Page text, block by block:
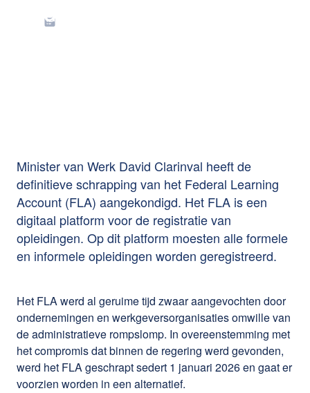
afschaffing Federal
Learning Account
Minister van Werk David Clarinval heeft de
definitieve schrapping van het Federal Learning
Account (FLA) aangekondigd. Het FLA is een
digitaal platform voor de registratie van
opleidingen. Op dit platform moesten alle formele
en informele opleidingen worden geregistreerd.
Het FLA werd al geruime tijd zwaar aangevochten door
ondernemingen en werkgeversorganisaties omwille van
de administratieve rompslomp. In overeenstemming met
het compromis dat binnen de regering werd gevonden,
werd het FLA geschrapt sedert 1 januari 2026 en gaat er
voorzien worden in een alternatief.